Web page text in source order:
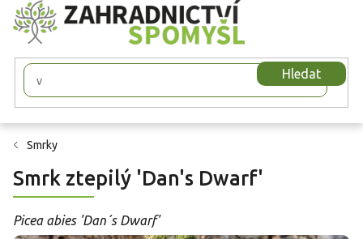
Přejít
na
obsah
Hledat
Smrky
Smrk ztepilý 'Dan's Dwarf'
Picea abies 'Dan´s Dwarf'